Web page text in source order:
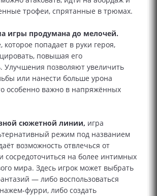
трофеи, спрятанные в трюмах.
игры продумана до мелочей.
которое попадает в руки героя,
повышая его
Улучшения позволяют увеличить
или нанести больше урона
особенно важно в напряжённых
сюжетной линии, игра
режим под названием
возможность отвлечься от
сосредоточиться на более интимных
мира. Здесь игрок может выбрать
— либо воспользоваться
либо создать